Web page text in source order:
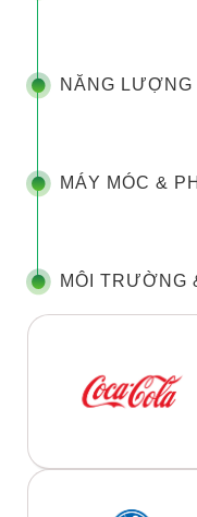
NĂNG
MÁY MÓC &
MÔI TRƯỜNG